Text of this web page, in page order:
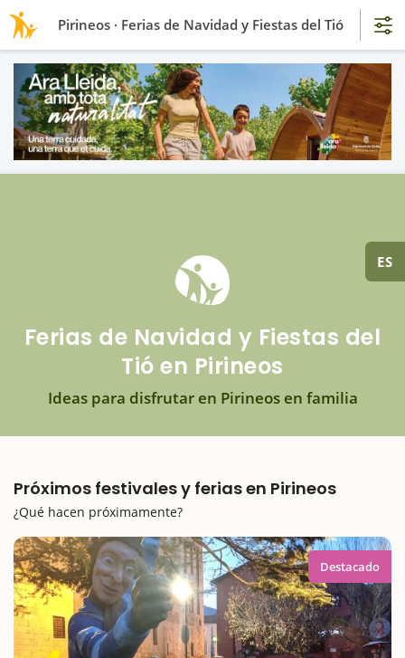
ES
Ferias de Navidad y Fiestas del
Tió en Pirineos
Ideas para disfrutar en Pirineos en familia
Próximos festivales y ferias en Pirineos
¿Qué hacen próximamente?
Destacado
Pirineos · Ferias de Navidad y Fiestas del Tió